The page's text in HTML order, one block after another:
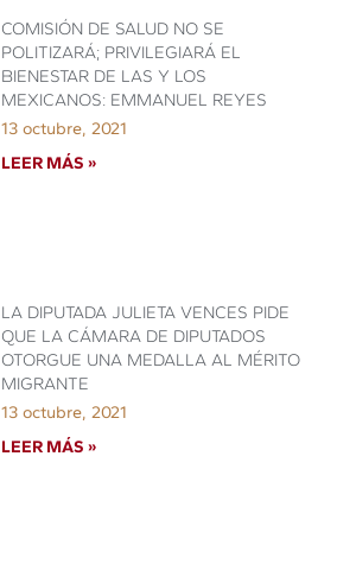
COMISIÓN DE SALUD NO SE
POLITIZARÁ; PRIVILEGIARÁ EL
BIENESTAR DE LAS Y LOS
MEXICANOS: EMMANUEL REYES
13 octubre, 2021
LEER MÁS »
LA DIPUTADA JULIETA VENCES PIDE
QUE LA CÁMARA DE DIPUTADOS
OTORGUE UNA MEDALLA AL MÉRITO
MIGRANTE
13 octubre, 2021
LEER MÁS »